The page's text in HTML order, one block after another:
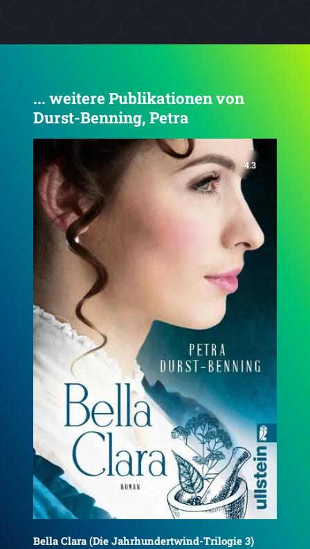
... weitere Publikationen von
Durst-Benning, Petra